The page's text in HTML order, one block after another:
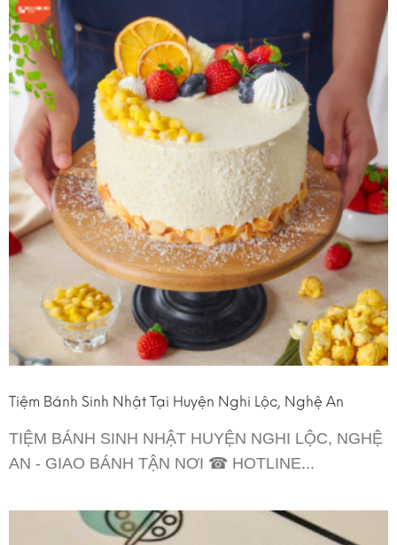
Tiệm Bánh Sinh Nhật Tại Huyện Nghi Lộc, Nghệ An
TIỆM BÁNH SINH NHẬT HUYỆN NGHI LỘC, NGHỆ
AN - GIAO BÁNH TẬN NƠI ☎ HOTLINE...